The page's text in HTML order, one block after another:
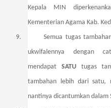
Kepala MIN
Kementerian Agama Kab.
9.
Semua tugas
ukwifalennya dengan
mendapatSATU tugas
tambahan lebih dari satu,
nantinya dicantumkan dalam